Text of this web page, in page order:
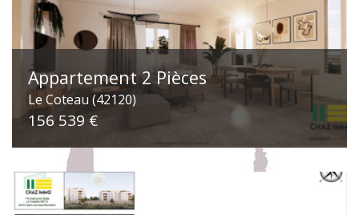
Appartement 2 Pièces
Le Coteau (42120)
156 539 €